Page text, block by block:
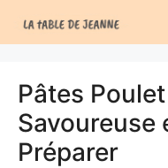
au
Pâtes
Savoureuse
Préparer